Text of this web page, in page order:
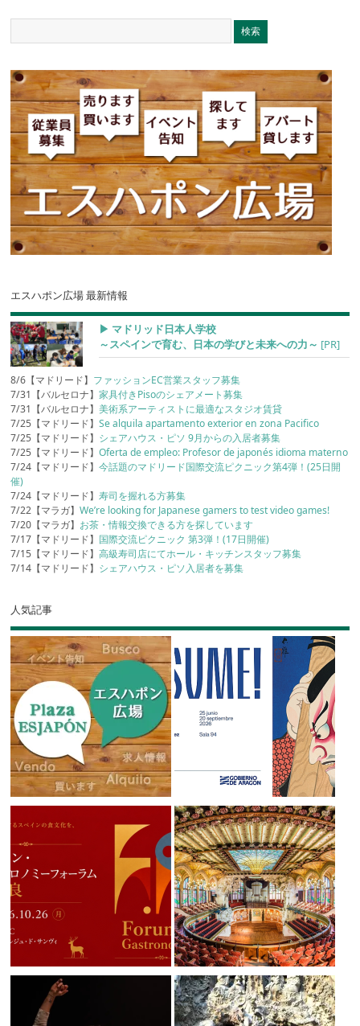
エスハポン広場 最新情報
▶︎ マドリッド日本人学校
～スペインで育む、日本の学びと未来への力～ [PR]
8/6【マドリード】 ファッションEC営業スタッフ募集
7/31【バルセロナ】家具付きPisoのシェアメート募集
7/31【バルセロナ】美術系アーティストに最適なスタジオ賃貸
7/25【マドリード】Se alquila apartamento exterior en zona Pacifico
7/25【マドリード】 シェアハウス・ピソ 9月からの入居者募集
7/25【マドリード】Oferta de empleo: Profesor de japonés idioma materno
7/24【マドリード】今話題のマドリード国際交流ピクニック第4弾！(25日開
催)
7/24【マドリード】寿司を握れる方募集
7/22【マラガ】We’re looking for Japanese gamers to test video games!
7/20【マラガ】 お茶・情報交換できる方を探しています
7/17【マドリード】 国際交流ピクニック 第3弾！(17日開催)
7/15【マドリード】高級寿司店にてホール・キッチンスタッフ募集
7/14【マドリード】 シェアハウス・ピソ入居者を募集
人気記事